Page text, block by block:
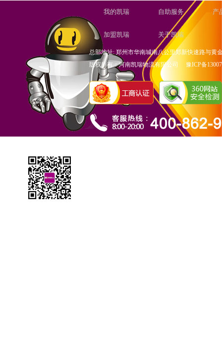
我的凯瑞 自助服务 产
加盟凯瑞 关于凯瑞
总部地址: 郑州市华南城南八公里郑新快速路与黄
版权所有：河南凯瑞物流有限公司 豫ICP备